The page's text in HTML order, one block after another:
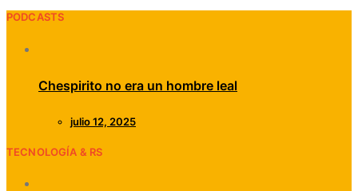
PODCASTS
Chespirito no era un hombre leal
julio 12, 2025
TECNOLOGÍA & RS